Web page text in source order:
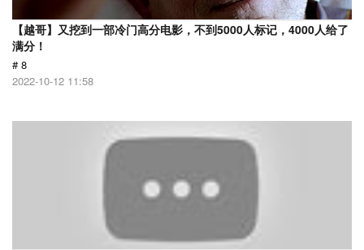
【越哥】又挖到一部冷门高分电影，不到5000人标记，4000人给了
满分！
# 8
2022-10-12 11:58